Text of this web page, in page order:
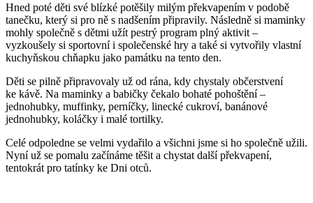
Hned poté děti své blízké potěšily milým překvapením v podobě
tanečku, který si pro ně s nadšením připravily. Následně si maminky
mohly společně s dětmi užít pestrý program plný aktivit –
vyzkoušely si sportovní i společenské hry a také si vytvořily vlastní
kuchyňskou chňapku jako památku na tento den.
Děti se pilně připravovaly už od rána, kdy chystaly občerstvení
ke kávě. Na maminky a babičky čekalo bohaté pohoštění –
jednohubky, muffinky, perníčky, linecké cukroví, banánové
jednohubky, koláčky i malé tortilky.
Celé odpoledne se velmi vydařilo a všichni jsme si ho společně užili.
Nyní už se pomalu začínáme těšit a chystat další překvapení,
tentokrát pro tatínky ke Dni otců.